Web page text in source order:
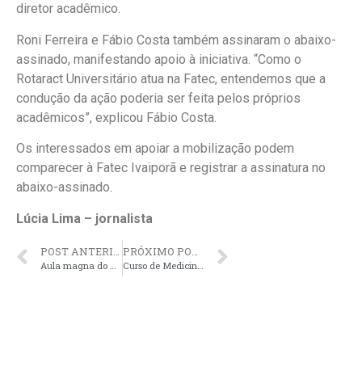
diretor acadêmico.
Roni Ferreira e Fábio Costa também assinaram o abaixo-
assinado, manifestando apoio à iniciativa. “Como o
Rotaract Universitário atua na Fatec, entendemos que a
condução da ação poderia ser feita pelos próprios
acadêmicos”, explicou Fábio Costa.
Os interessados em apoiar a mobilização podem
comparecer à Fatec Ivaiporã e registrar a assinatura no
abaixo-assinado.
Lúcia Lima – jornalista